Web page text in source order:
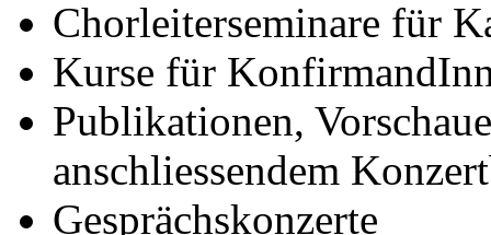
Chorleiterseminare für
Kurse für
Publikationen,
anschliessendem
Gesprächskonzerte